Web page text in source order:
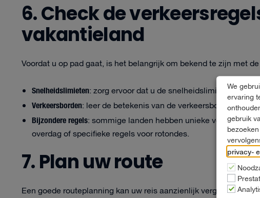
6. Check de
vakantieland
Voordat u op pad gaat, is het belangrijk om bekend te zijn met
Snelheidslimieten: zorg ervoor dat u de snelheidslimieten in
Verkeersborden: leer de betekenis van de verkeersborden die
Bijzondere regels: sommige landen hebben unieke
overdag of specifieke regels voor rotondes.
7. Plan uw route
Een goede routeplanning kan uw reis aanzienlijk
We
ervaring
gebruik
privacy-